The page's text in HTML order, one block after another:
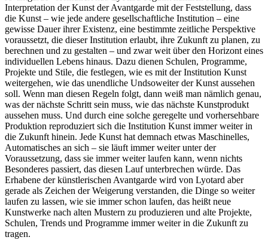
Interpretation der Kunst der Avantgarde mit der Feststellung, dass
die Kunst – wie jede andere gesellschaftliche Institution – eine
gewisse Dauer ihrer Existenz, eine bestimmte zeitliche Perspektive
voraussetzt, die dieser Institution erlaubt, ihre Zukunft zu planen, zu
berechnen und zu gestalten – und zwar weit über den Horizont eines
individuellen Lebens hinaus. Dazu dienen Schulen, Programme,
Projekte und Stile, die festlegen, wie es mit der Institution Kunst
weitergehen, wie das unendliche Undsoweiter der Kunst aussehen
soll. Wenn man diesen Regeln folgt, dann weiß man nämlich genau,
was der nächste Schritt sein muss, wie das nächste Kunstprodukt
aussehen muss. Und durch eine solche geregelte und vorhersehbare
Produktion reproduziert sich die Institution Kunst immer weiter in
die Zukunft hinein. Jede Kunst hat demnach etwas Maschinelles,
Automatisches an sich – sie läuft immer weiter unter der
Voraussetzung, dass sie immer weiter laufen kann, wenn nichts
Besonderes passiert, das diesen Lauf unterbrechen würde. Das
Erhabene der künstlerischen Avantgarde wird von Lyotard aber
gerade als Zeichen der Weigerung verstanden, die Dinge so weiter
laufen zu lassen, wie sie immer schon laufen, das heißt neue
Kunstwerke nach alten Mustern zu produzieren und alte Projekte,
Schulen, Trends und Programme immer weiter in die Zukunft zu
tragen.